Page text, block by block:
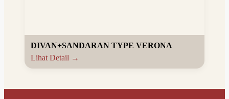
DIVAN+SANDARAN TYPE VERONA
Lihat Detail →